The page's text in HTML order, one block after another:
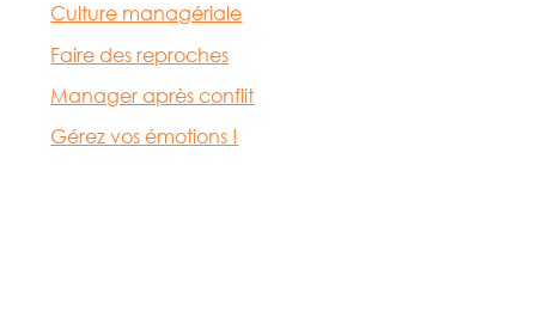
Culture managériale
Faire des reproches
Manager après conflit
Gérez vos émotions !